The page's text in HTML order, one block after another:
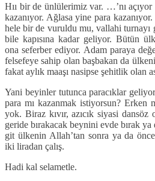
Hıı bir de ünlülerimiz var. …’nı
kazanıyor. Ağlasa yine para
hele bir de vuruldu mu, vallahi turnayı
bile kapısına kadar geliyor. Bütün
ona seferber ediyor. Adam paraya
felsefeye sahip olan başbakan da
fakat aylık maaşı nasipse şehitlik olan
Yani beyinler tutunca paracıklar
para mı kazanmak istiyorsun? Erken
yok. Biraz kıvır, azıcık siyasi dansöz
geride bırakacak beynini evde bırak
git ülkenin Allah’tan sonra ya da
iki liradan çalış.
Hadi kal selametle.